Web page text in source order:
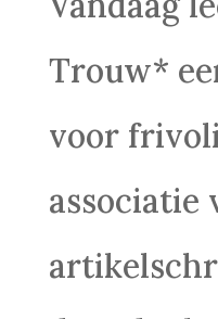
Trouw*
voor
associatie